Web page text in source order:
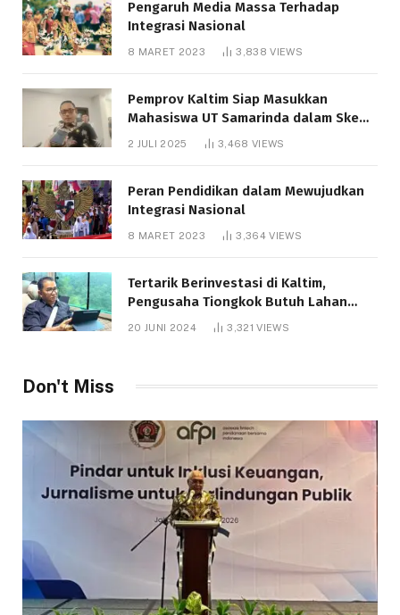
Pengaruh Media Massa Terhadap
Integrasi Nasional
8 MARET 2023 3,838VIEWS
Pemprov Kaltim Siap Masukkan
Mahasiswa UT Samarinda dalam Skema
Bantuan Pendidikan Gratispol
2 JULI 2025 3,468 VIEWS
Peran Pendidikan dalam Mewujudkan
Integrasi Nasional
8 MARET 2023 3,364VIEWS
Tertarik Berinvestasi di Kaltim,
Pengusaha Tiongkok Butuh Lahan
20 JUNI 2024 3,321VIEWS
Don't Miss